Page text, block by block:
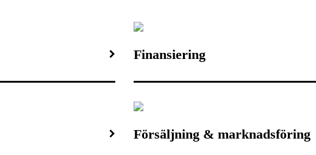
Finansiering
Försäljning & marknadsföring